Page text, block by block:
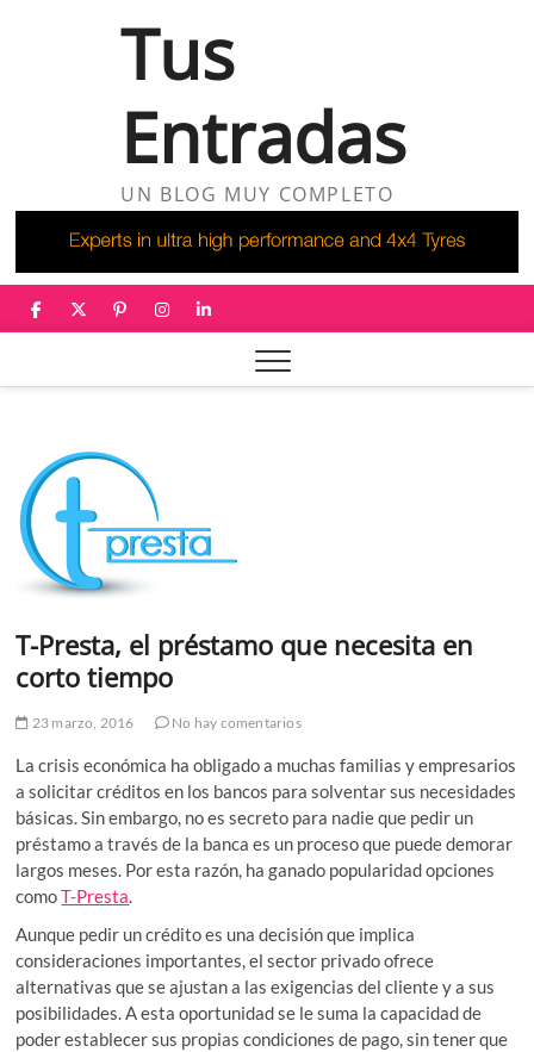
Tus
Entradas
UN BLOG MUY COMPLETO
facebook
twitter
pinterest
instagram
linkedin
T-Presta, el préstamo que necesita en
corto tiempo
23 marzo, 2016 No hay comentarios
La crisis económica ha obligado a muchas familias y empresarios
a solicitar créditos en los bancos para solventar sus necesidades
básicas. Sin embargo, no es secreto para nadie que pedir un
préstamo a través de la banca es un proceso que puede demorar
largos meses. Por esta razón, ha ganado popularidad opciones
comoT-Presta.
Aunque pedir un crédito es una decisión que implica
consideraciones importantes, el sector privado ofrece
alternativas que se ajustan a las exigencias del cliente y a sus
posibilidades. A esta oportunidad se le suma la capacidad de
poder establecer sus propias condiciones de pago, sin tener que